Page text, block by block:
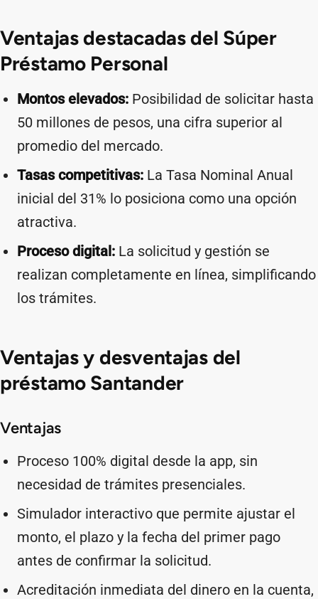
Ventajas destacadas del Súper
Préstamo Personal
Montos elevados: Posibilidad de solicitar hasta
50 millones de pesos, una cifra superior al
promedio del mercado.
Tasas competitivas: La Tasa Nominal Anual
inicial del 31% lo posiciona como una opción
atractiva.
Proceso digital: La solicitud y gestión se
realizan completamente en línea, simplificando
los trámites.
Ventajas y desventajas del
préstamo Santander
Ventajas
Proceso 100% digital desde la app, sin
necesidad de trámites presenciales.
Simulador interactivo que permite ajustar el
monto, el plazo y la fecha del primer pago
antes de confirmar la solicitud.
Acreditación inmediata del dinero en la cuenta,